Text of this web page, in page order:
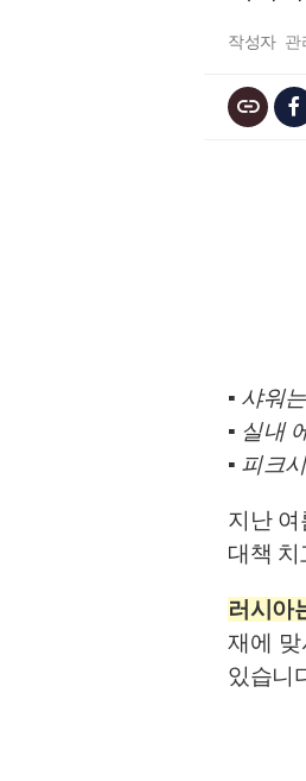
작성자 관
▪ 샤워는
▪ 실내
▪ 피크
지난
대책 치
러시아
재에
있습니